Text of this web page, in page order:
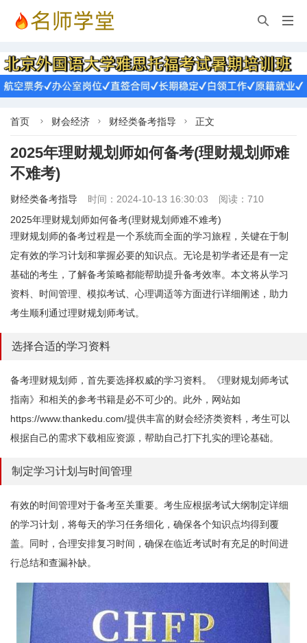


首页  财会经济  财经类备考指导  正文
2025年理财规划师如何备考(理财规划师难
不难考)
财经类备考指导 时间：2024-10-13 16:30:03
阅读：710
2025年理财规划师如何备考(理财规划师难不难考)
理财规划师的备考过程是一个系统而全面的学习旅程，关键在于制
定有效的学习计划和掌握必要的知识点。无论是初学者还是有一定
基础的考生，了解备考策略都能帮助提升备考效率。本文将从学习
资料、时间管理、模拟考试、心理调适等方面进行详细阐述，助力
考生顺利通过理财规划师考试。
选择合适的学习资料
备考理财规划师，首先要选择权威的学习资料。《理财规划师考试
指南》和相关的参考书籍是必不可少的。此外，网站如
https://www.thankedu.com/提供丰富的财会经济类资料，考生可以
根据自己的需求下载相应资源，帮助自己打下扎实的理论基础。
制定学习计划与时间管理
有效的时间管理对于备考至关重要。考生应根据考试大纲制定详细
的学习计划，将每天的学习任务细化，确保各个知识点均得到覆
盖。同时，合理安排复习时间，确保在临近考试时有充足的时间进
行总结和查漏补缺。